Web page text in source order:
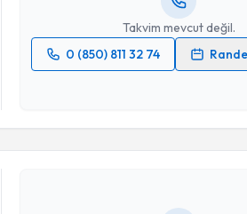
Takvim mevcut değil.
0 (850) 811 32 74
Dr. Öğr. Üyesi Cem Cahit Barışıkiçin
oluşturun. Size bu uzmandan randevu